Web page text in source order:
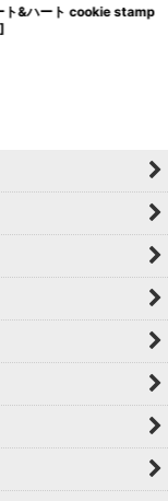
&ハート cookie stamp
]